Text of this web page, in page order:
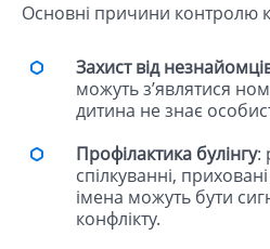
Основні причини контролю
Захист від
можуть з’являтися
дитина не знає
Профілактика булінгу:
спілкуванні,
імена можуть бути
конфлікту.